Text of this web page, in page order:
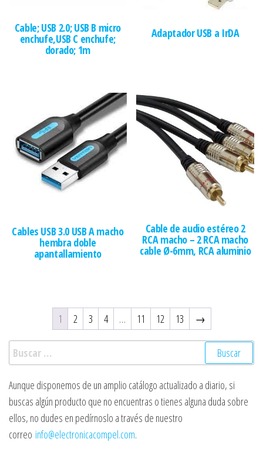
Cable; USB 2.0; USB B micro
enchufe,USB C enchufe;
dorado; 1m
Adaptador USB a IrDA
Cables USB 3.0 USB A macho
hembra doble
apantallamiento
Cable de audio estéreo 2
RCA macho – 2 RCA macho
cable Ø-6mm, RCA aluminio
1 2 3 4 … 11 12 13 →
Buscar:
Aunque disponemos de un amplio catálogo actualizado a diario, si
buscas algún producto que no encuentras o tienes alguna duda sobre
ellos, no dudes en pedírnoslo a través de nuestro
correo info@electronicacompel.com.